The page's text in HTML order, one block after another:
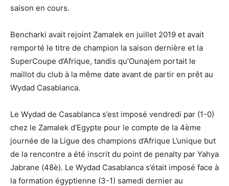
saison en cours.
Bencharki avait rejoint Zamalek en juillet 2019 et avait
remporté le titre de champion la saison dernière et la
SuperCoupe d’Afrique, tandis qu’Ounajem portait le
maillot du club à la même date avant de partir en prêt au
Wydad Casablanca.
Le Wydad de Casablanca s’est imposé vendredi par (1-0)
chez le Zamalek d’Egypte pour le compte de la 4ème
journée de la Ligue des champions d’Afrique L’unique but
de la rencontre a été inscrit du point de penalty par Yahya
Jabrane (48è). Le Wydad Casablanca s’était imposé face à
la formation égyptienne (3-1) samedi dernier au